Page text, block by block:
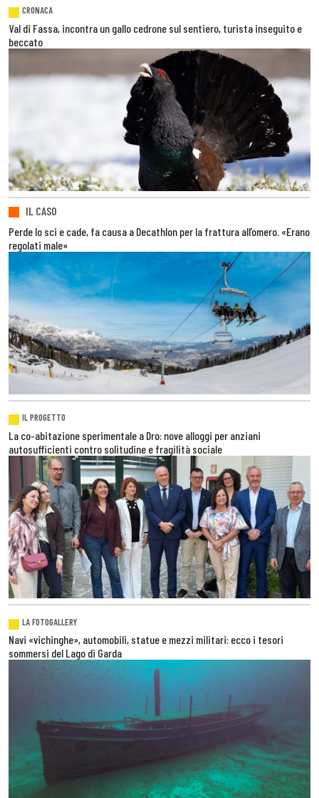
CRONACA
Val di Fassa, incontra un gallo cedrone sul sentiero, turista inseguito e
beccato
IL CASO
Perde lo sci e cade, fa causa a Decathlon per la frattura all’omero. «Erano
regolati male»
IL PROGETTO
La co-abitazione sperimentale a Dro: nove alloggi per anziani
autosufficienti contro solitudine e fragilità sociale
LA FOTOGALLERY
Navi «vichinghe», automobili, statue e mezzi militari: ecco i tesori
sommersi del Lago di Garda